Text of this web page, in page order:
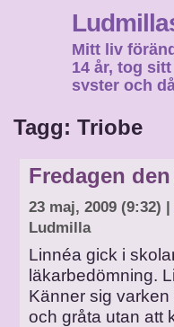
Mitt liv
14 år, tog
syster och
Tagg: Triobe
Fredagen
23 maj, 2009 (9:32) |
Ludmilla
Linnéa gick i
läkarbedömning.
Känner sig
och gråta utan att